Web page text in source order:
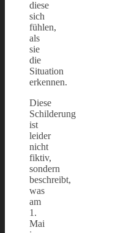
diese
sich
fühlen,
als
sie
die
Situation
erkennen.
Diese
Schilderung
ist
leider
nicht
fiktiv,
sondern
beschreibt,
was
am
1.
Mai